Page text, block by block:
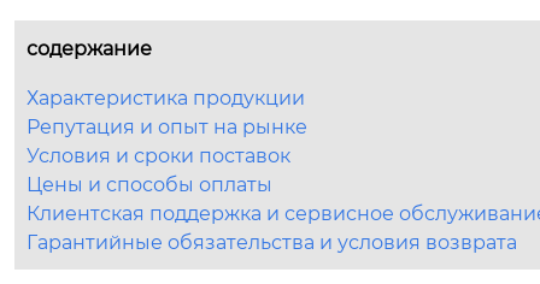
содержание
Характеристика продукции
Репутация и опыт на рынке
Условия и сроки поставок
Цены и способы оплаты
Клиентская поддержка и сервисное
Гарантийные обязательства и условия возврата